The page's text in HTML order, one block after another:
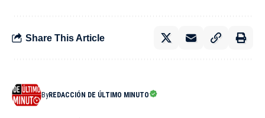
Share This Article
ByREDACCIÓN DE ÚLTIMO MINUTO